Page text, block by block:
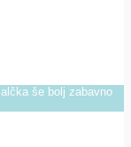
še bolj zabavno